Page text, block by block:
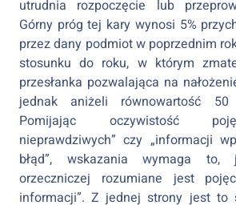
utrudnia rozpoczęcie lub
Górny próg tej kary wynosi 5%
przez dany podmiot w poprzednim
stosunku do roku, w którym
przesłanka pozwalająca na
jednak aniżeli równowartość
Pomijając oczywistość
nieprawdziwych” czy „informacji
błąd”, wskazania wymaga
orzeczniczej rozumiane jest
informacji”. Z jednej strony jest to